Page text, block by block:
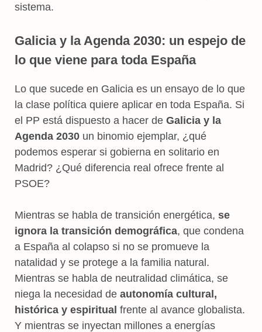
sistema.
Galicia y la Agenda 2030: un espejo de
lo que viene para toda España
Lo que sucede en Galicia es un ensayo de lo que
la clase política quiere aplicar en toda España. Si
el PP está dispuesto a hacer de Galicia y la
Agenda 2030 un binomio ejemplar, ¿qué
podemos esperar si gobierna en solitario en
Madrid? ¿Qué diferencia real ofrece frente al
PSOE?
Mientras se habla de transición energética, se
ignora la transición demográfica, que condena
a España al colapso si no se promueve la
natalidad y se protege a la familia natural.
Mientras se habla de neutralidad climática, se
niega la necesidad de autonomía cultural,
histórica y espiritual frente al avance globalista.
Y mientras se inyectan millones a energías